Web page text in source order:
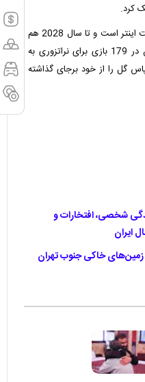
دومفریس که از سال 2021 در عضویت اینتر است و تا سال 2028 هم
تحت‌قرارداد این باشگاه است، تاکنون در 179 بازی برای نراتزوری به
رفته و آمار 22 گل زده و 26 پاس گل را از خود برجای گذاشته
شخصی، افتخارات و
ایران
زمین‌های خاکی جنوب تهران